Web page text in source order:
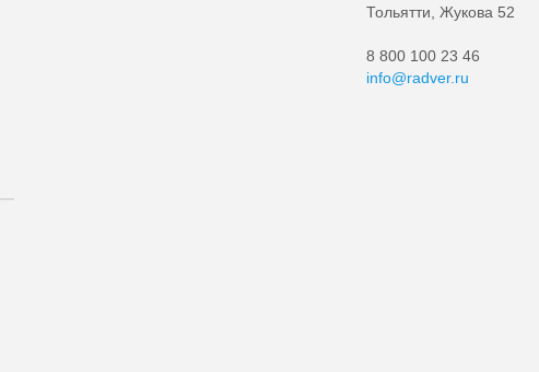
Тольятти, Жукова 52
8 800 100 23 46
info@radver.ru